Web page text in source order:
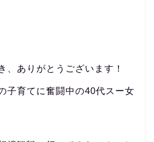
、ありがとうございます！
子育てに奮闘中の40代スー女